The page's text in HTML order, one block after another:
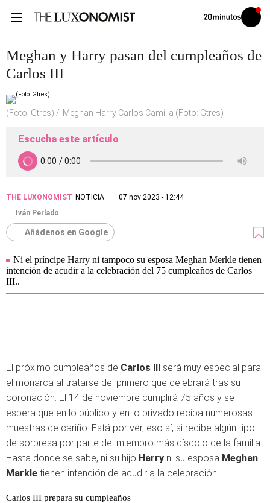
Volver
Iniciar
sesión
Meghan y Harry pasan del cumpleaños de
Carlos III
(Foto: Gtres) Meghan Harry Carlos Camilla (Foto: Gtres)
Escucha este artículo
THE LUXONOMIST NOTICIA
07 nov 2023 - 12:44
Iván Perlado
Añádenos en Google
Ni el príncipe Harry ni tampoco su esposa Meghan Merkle tienen
intención de acudir a la celebración del 75 cumpleaños de Carlos
III..
El próximo cumpleaños de Carlos III será muy especial para
el monarca al tratarse del primero que celebrará tras su
coronación. El 14 de noviembre cumplirá 75 años y se
espera que en lo público y en lo privado reciba numerosas
muestras de cariño. Está por ver, eso sí, si recibe algún tipo
de sorpresa por parte del miembro más díscolo de la familia.
Hasta donde se sabe, ni su hijo Harry ni su esposa Meghan
Markle tienen intención de acudir a la celebración.
Carlos III prepara su cumpleaños